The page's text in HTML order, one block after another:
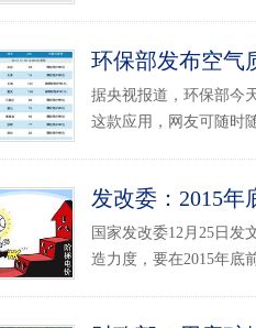
环保部发布空气
据央视报道，环保部今
这款应用，网友可随时
发改委：2015年
国家发改委12月25日发
造力度，要在2015年底